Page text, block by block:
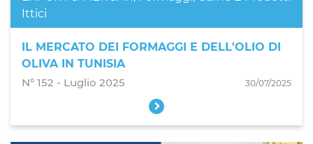
Ittici
IL MERCATO DEI FORMAGGI E DELL'OLIO DI
OLIVA IN TUNISIA
N° 152 - Luglio 2025
30/07/2025